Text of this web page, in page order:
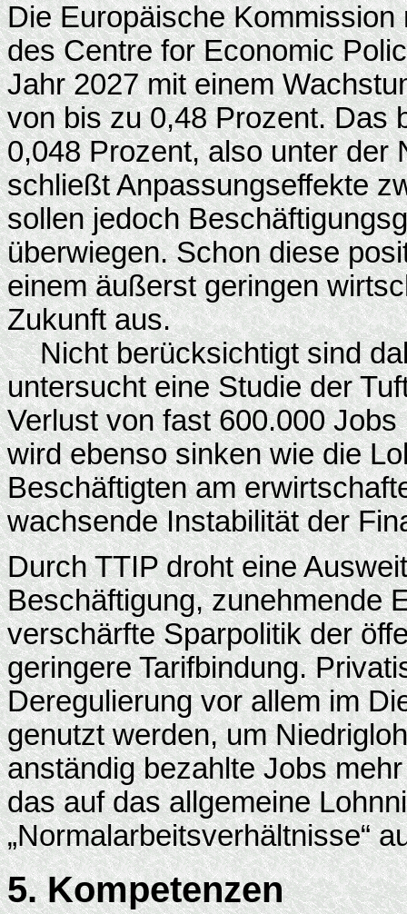
Die Europäische
des Centre for Economic
Jahr 2027 mit einem
von bis zu 0,48 Prozent. Das
0,048 Prozent, also unter der
schließt Anpassungseffekte
sollen jedoch
überwiegen. Schon diese
einem äußerst geringen
Zukunft aus.
Nicht berücksichtigt sind
untersucht eine Studie der
Verlust von fast 600.000
wird ebenso sinken wie die
Beschäftigten am
wachsende Instabilität der
Durch TTIP droht eine
Beschäftigung, zunehmende
verschärfte Sparpolitik der
geringere Tarifbindung.
Deregulierung vor allem im
genutzt werden, um
anständig bezahlte Jobs
das auf das allgemeine
„Normalarbeitsverhältnisse“
5. Kompetenzen